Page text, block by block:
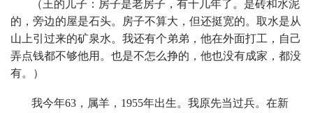
（王的儿子：房子是老房子，有十几年了。是砖和水泥
的，旁边的屋是石头。房子不算大，但还挺宽的。取水是从
山上引过来的矿泉水。我还有个弟弟，他在外面打工，自己
弄点钱都不够他用。也是不怎么挣的，他也没有成家，都没
有。）
我今年63，属羊，1955年出生。我原先当过兵。在新